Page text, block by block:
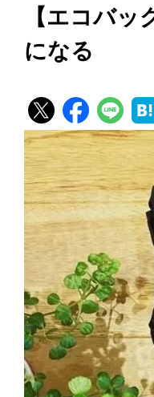
【エコバ
になる